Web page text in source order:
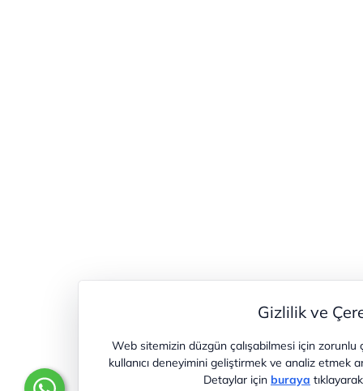
Gizlilik ve
Web sitemizin düzgün çalışabilmesi için zorunlu
kullanıcı deneyimini geliştirmek ve analiz etmek
Detaylar için buraya